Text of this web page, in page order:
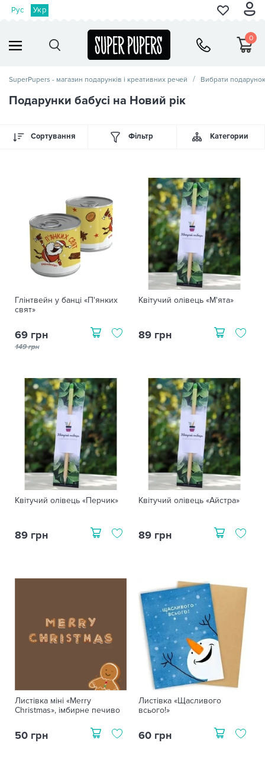
Рус Укр
0
SuperPupers - магазин подарунків і креативних речей Вибрати подарунок
Подарунки бабусі на Новий рік
Сортування Фільтр Категории
Глінтвейн у банці «П'янких
свят»
69 грн
149 грн
Квітучий олівець «М'ята»
89 грн
Квітучий олівець «Перчик»
89 грн
Квітучий олівець «Айстра»
89 грн
Листівка міні «Merry
Christmas», імбирне печиво
50 грн
Листівка «Щасливого
всього!»
60 грн